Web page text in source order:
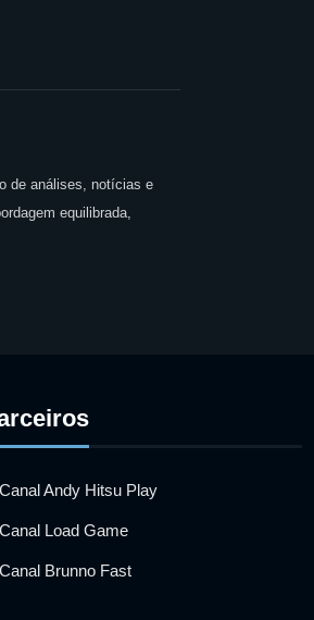
de análises, notícias e
equilibrada,
Canal Andy Hitsu Play
Canal Load Game
Canal Brunno Fast